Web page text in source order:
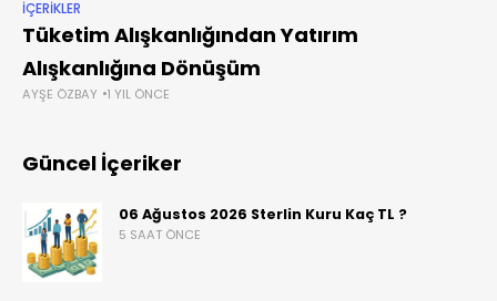
İÇERIKLER
Tüketim Alışkanlığından Yatırım
Alışkanlığına Dönüşüm
AYŞE ÖZBAY 1 YIL ÖNCE
Güncel İçeriker
06 Ağustos 2026 Sterlin Kuru Kaç TL ?
5 SAAT ÖNCE